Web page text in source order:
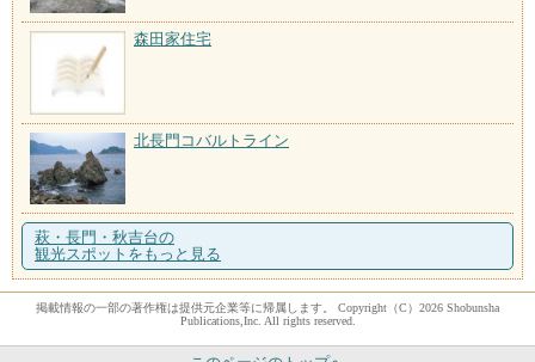
森田家住宅
北長門コバルトライン
萩・長門・秋吉台の
観光スポットをもっと見る
掲載情報の一部の著作権は提供元企業等に帰属します。 Copyright（C）2026 Shobunsha
Publications,Inc. All rights reserved.